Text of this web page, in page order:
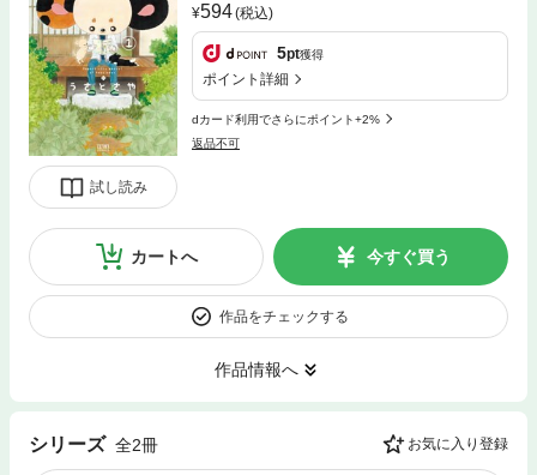
試し読み
594(税込)
5pt獲得
ポイント詳細
dカード利用でさらにポイント+2%
返品不可
カートへ 今すぐ買う
作品をチェックする
作品情報へ
シリーズ 全2冊 お気に入り登録